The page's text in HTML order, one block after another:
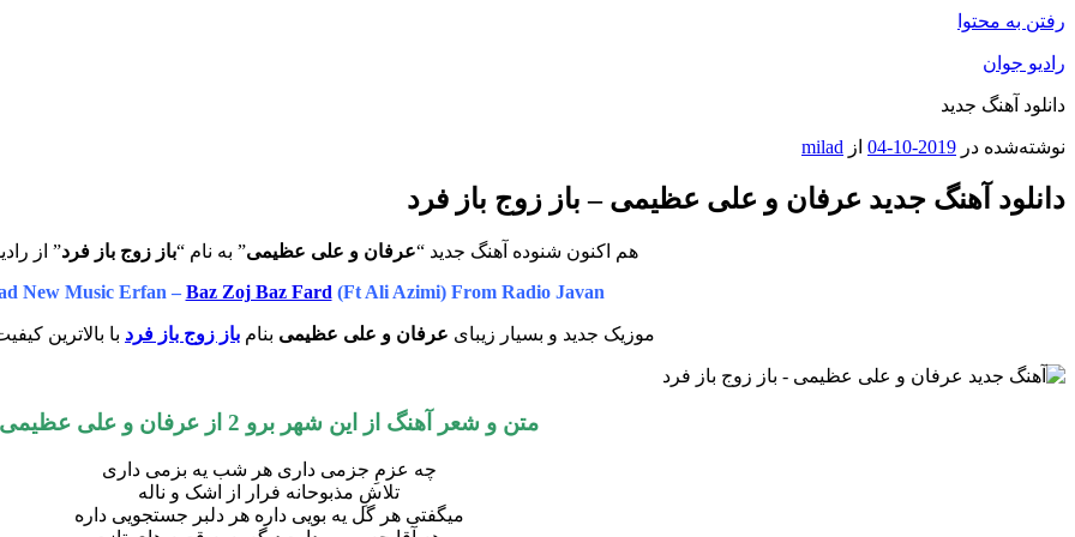
رفتن به محتوا
رادیو جوان
دانلود آهنگ جدید
نوشته‌شده در 2019-10-04 از milad
دانلود آهنگ جدید عرفان و علی عظیمی – باز زوج باز فرد
هم اکنون شنوده آهنگ جدید “عرفان و علی عظیمی” به نام “باز زوج باز فرد” از
New Music Erfan – Baz Zoj Baz Fard (Ft Ali Azimi) From Radio Javan
موزیک جدید و بسیار زیبای عرفان و علی عظیمی بنام باز زوج باز فرد با بالاترین
متن و شعر آهنگ از این شهر برو 2 از عرفان و علی عظیمی
چه عزمِ جزمی داری هر شب یه بزمی داری
تلاشِ مذبوحانه فرار از اشک و ناله
میگفتی هر گل یه بویی داره هر دلبر جستجویی داره